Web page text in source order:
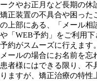
ークやお正月など長期の休
矯正装置の不具合や困った
の上部にある、「メール相
や「WEB予約」をご利用
予約がスムーズに行えます。
メールの場合にお名前を忘
患者様にはできる限り、不
りますが、矯正治療の特性